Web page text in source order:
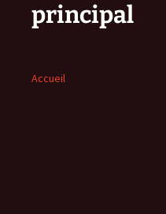
principal
Accueil